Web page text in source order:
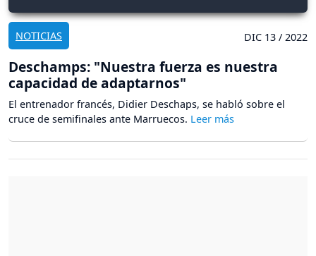
NOTICIAS DIC 13 / 2022
Deschamps: "Nuestra fuerza es nuestra
capacidad de adaptarnos"
El entrenador francés, Didier Deschaps, se habló sobre el
cruce de semifinales ante Marruecos.